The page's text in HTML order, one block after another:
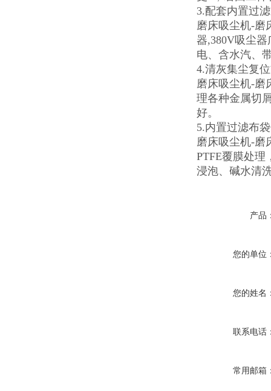
3.配套内置过
磨床吸尘机-磨
器,380V吸尘
电、含水汽、
4.清灰集尘复
磨床吸尘机-磨
理各种金属切
好。
5.内置过滤布
磨床吸尘机-磨
PTFE覆膜处
浸泡、碱水清
产品
您的单位
您的姓名
联系电话
常用邮箱